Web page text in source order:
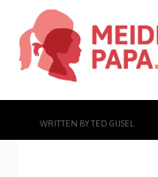
WRITTEN BYTED GIJSEL